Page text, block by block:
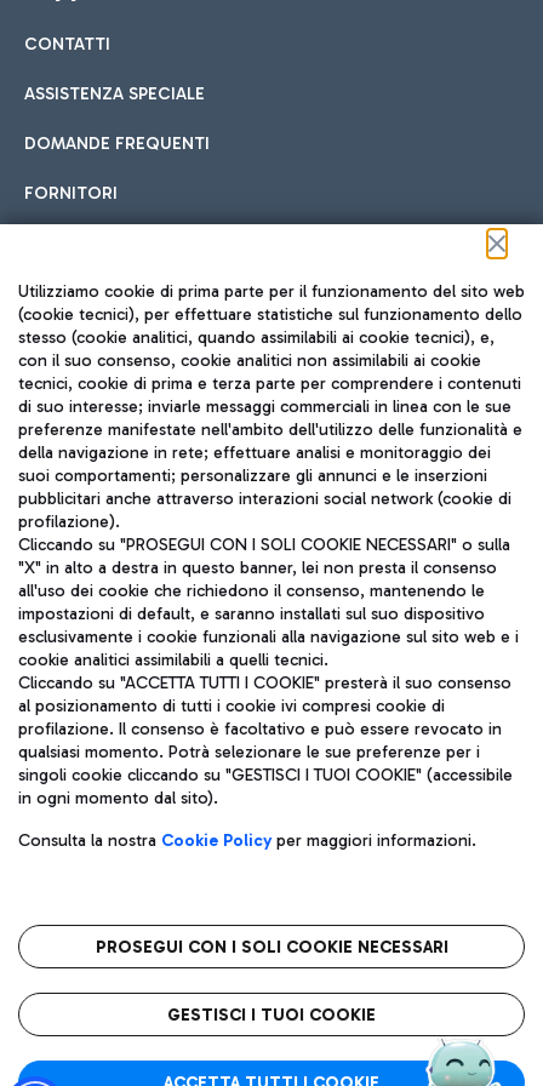
Cucina Internazionale
Fast Food
Pizza
Gelateria
Wine Bar & Sparkling
Hotel in aeroporto
Scegli l'alloggio più adatto e approfitta della vicinanza
all'aeroporto.
Car sharing
Con il Car Sharing è ancora più facile spostarsi
Treno
Raggiungi velocemente l'aeroporto di Fiumicino da Roma
tramite i servizi ferroviari Trenitalia.
Autobus
Scopri le linee di autobus per raggiungere l'aeroporto
Leonardo Da Vinci.
Raggiungi l’aeroporto senza pensieri con il servizio di taxi a
Ristoranti
Scopri la nostra offerta per una pausa gustosa in aeroporto
Mappa Aeroporto Fiumicino
CONTATTI
ASSISTENZA SPECIALE
DOMANDE FREQUENTI
FORNITORI
Seguici sui social
TRAVEL JOURNAL
ITA
Aeroporti di Roma S.p.A. - Società soggetta a direzione e
coordinamento di Mundys S.p.A.
Codice fiscale e Registro delle Imprese di Roma 13032990155 P.
IVA 06572251004
Capitale sociale 62.224.743,00 int. vers.
Sede legale: Via Pier Paolo Racchetti 1 - 00054 Fiumicino (RM)
telefono +39 06 65951
Privacy policy
Note legali
Roma FCO
L'aeroporto stellato
Utilizziamo cookie di prima parte per il funzionamento del sito web
(cookie tecnici), per effettuare statistiche sul funzionamento dello
stesso (cookie analitici, quando assimilabili ai cookie tecnici), e,
con il suo consenso, cookie analitici non assimilabili ai cookie
tecnici, cookie di prima e terza parte per comprendere i contenuti
di suo interesse; inviarle messaggi commerciali in linea con le sue
preferenze manifestate nell'ambito dell'utilizzo delle funzionalità e
della navigazione in rete; effettuare analisi e monitoraggio dei
suoi comportamenti; personalizzare gli annunci e le inserzioni
pubblicitari anche attraverso interazioni social network (cookie di
profilazione).
Cliccando su "PROSEGUI CON I SOLI COOKIE NECESSARI" o sulla
"X" in alto a destra in questo banner, lei non presta il consenso
all'uso dei cookie che richiedono il consenso, mantenendo le
impostazioni di default, e saranno installati sul suo dispositivo
esclusivamente i cookie funzionali alla navigazione sul sito web e i
cookie analitici assimilabili a quelli tecnici.
Cliccando su "ACCETTA TUTTI I COOKIE" presterà il suo consenso
al posizionamento di tutti i cookie ivi compresi cookie di
profilazione. Il consenso è facoltativo e può essere revocato in
qualsiasi momento. Potrà selezionare le sue preferenze per i
singoli cookie cliccando su "GESTISCI I TUOI COOKIE" (accessibile
in ogni momento dal sito).
Consulta la nostra Cookie Policyper maggiori informazioni.
PROSEGUI CON I SOLI COOKIE NECESSARI
GESTISCI I TUOI COOKIE